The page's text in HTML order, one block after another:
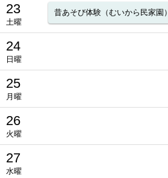
23
土曜
昔あそび体験（むいから民家園）
24
日曜
25
月曜
26
火曜
27
水曜